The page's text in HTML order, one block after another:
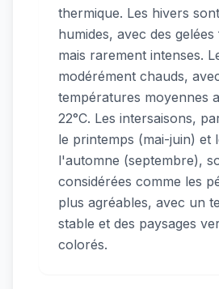
thermique. Les hivers
humides, avec des
mais rarement intenses.
modérément chauds,
températures moyennes
22°C. Les intersaisons,
le printemps (mai-juin) et
l'automne (septembre),
considérées comme les
plus agréables, avec un
stable et des paysages
colorés.